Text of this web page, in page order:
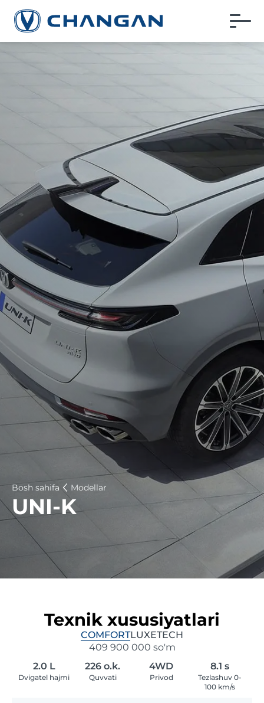
Bosh sahifa Modellar
UNI-K
Texnik xususiyatlari
COMFORTLUXETECH
409 900 000 so'm
2.0 L
Dvigatel hajmi
226 o.k.
Quvvati
4WD
Privod
8.1 s
Tezlashuv 0-
100 km/s